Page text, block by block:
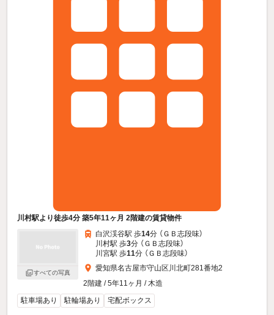
川村駅より徒歩4分 築5年11ヶ月 2階建の賃貸物件
すべての写真
白沢渓谷駅 歩14分 （ＧＢ志段味）
川村駅 歩3分 （ＧＢ志段味）
川宮駅 歩11分 （ＧＢ志段味）
愛知県名古屋市守山区川北町281番地2
2階建 / 5年11ヶ月 / 木造
駐車場あり
駐輪場あり 宅配ボックス